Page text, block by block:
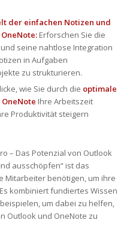
der einfachen Notizen und
Erforschen Sie die
seine nahtlose Integration
in Aufgaben
zu strukturieren.
wie Sie durch die optimale
Ihre Arbeitszeit
Produktivität steigern
– Das Potenzial von Outlook
ausschöpfen“ ist das
Mitarbeiter benötigen, um ihre
kombiniert fundiertes Wissen
um dabei zu helfen,
Outlook und OneNote zu